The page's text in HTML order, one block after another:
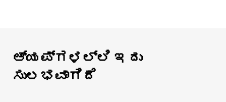
ಆ್ಯಪ್‌‌ಗಳಲ್ಲಿ ಇದು
ಸುಲಭವಾಗಿದೆ